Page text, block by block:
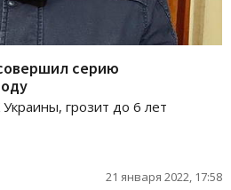
серию
грозит до 6 лет
21 января 2022, 17:58